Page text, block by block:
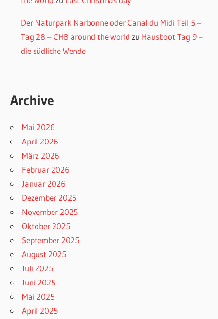
Der Naturpark Narbonne oder Canal du Midi Teil 5 –
Tag 28 – CHB around the world zu Hausboot Tag 9 –
die südliche Wende
Archive
Mai 2026
April 2026
März 2026
Februar 2026
Januar 2026
Dezember 2025
November 2025
Oktober 2025
September 2025
August 2025
Juli 2025
Juni 2025
Mai 2025
April 2025